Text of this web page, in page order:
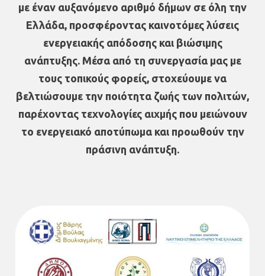
με έναν αυξανόμενο αριθμό δήμων σε όλη την
Ελλάδα, προσφέροντας καινοτόμες λύσεις
ενεργειακής απόδοσης και βιώσιμης
ανάπτυξης. Μέσα από τη συνεργασία μας με
τους τοπικούς φορείς, στοχεύουμε να
βελτιώσουμε την ποιότητα ζωής των πολιτών,
παρέχοντας τεχνολογίες αιχμής που μειώνουν
το ενεργειακό αποτύπωμα και προωθούν την
πράσινη ανάπτυξη.